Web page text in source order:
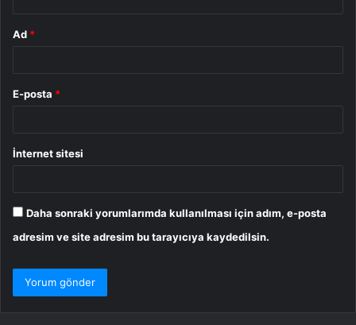
Ad *
E-posta *
İnternet sitesi
Daha sonraki yorumlarımda kullanılması için adım, e-posta
adresim ve site adresim bu tarayıcıya kaydedilsin.